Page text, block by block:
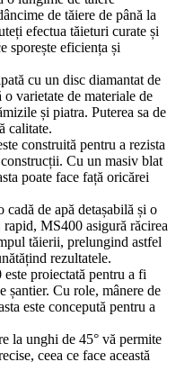
de tăiere de până la
efectua tăieturi curate și
sporește eficiența și
cu un disc diamantat de
varietate de materiale de
și piatra. Puterea sa de
calitate.
construită pentru a rezista
Cu un masiv blat
poate face față oricărei
cadă de apă detașabilă și o
MS400 asigură răcirea
tăierii, prelungind astfel
rezultatele.
proiectată pentru a fi
șantier. Cu role, mânere de
este concepută pentru a
la unghi de 45° vă permite
ceea ce face această